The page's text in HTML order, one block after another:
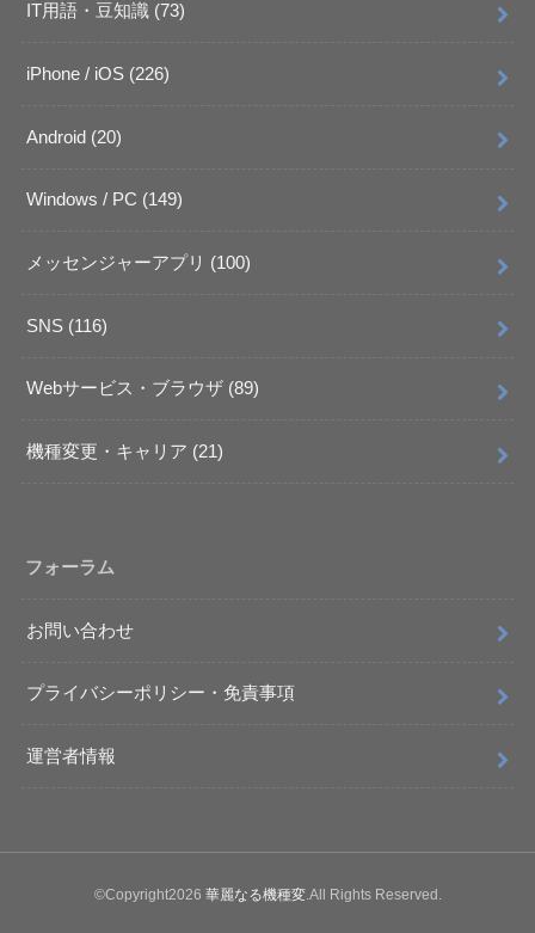
IT用語・豆知識 (73)
iPhone / iOS (226)
Android (20)
Windows / PC (149)
メッセンジャーアプリ (100)
SNS (116)
Webサービス・ブラウザ (89)
機種変更・キャリア (21)
フォーラム
お問い合わせ
プライバシーポリシー・免責事項
運営者情報
©Copyright2026 華麗なる機種変.All Rights Reserved.